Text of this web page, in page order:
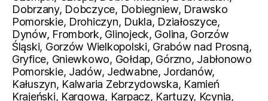
Dobrzany, Dobczyce, Dobiegniew, Drawsko
Pomorskie, Drohiczyn, Dukla, Działoszyce,
Dynów, Frombork, Glinojeck, Golina, Gorzów
Śląski, Gorzów Wielkopolski, Grabów nad Prosną,
Gryfice, Gniewkowo, Gołdap, Górzno, Jabłonowo
Pomorskie, Jadów, Jedwabne, Jordanów,
Kałuszyn, Kalwaria Zebrzydowska, Kamień
Krajeński, Kargowa, Karpacz, Kartuzy, Kcynia,